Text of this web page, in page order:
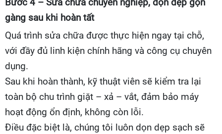
Bước 4 – Sửa chữa chuyên nghiệp, dọn dẹp gọn
gàng sau khi hoàn tất
Quá trình sửa chữa được thực hiện ngay tại chỗ,
với đầy đủ linh kiện chính hãng và công cụ chuyên
dụng.
Sau khi hoàn thành, kỹ thuật viên sẽ kiểm tra lại
toàn bộ chu trình giặt – xả – vắt, đảm bảo máy
hoạt động ổn định, không còn lỗi.
Điều đặc biệt là, chúng tôi luôn dọn dẹp sạch sẽ